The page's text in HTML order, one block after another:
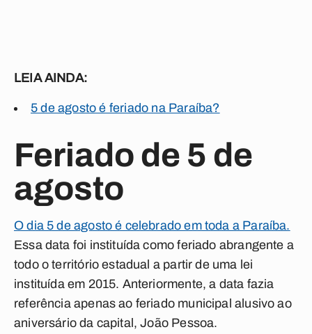
LEIA AINDA:
5 de agosto é feriado na Paraíba?
Feriado de 5 de
agosto
O dia 5 de agosto é celebrado em toda a Paraíba.
Essa data foi instituída como feriado abrangente a
todo o território estadual a partir de uma lei
instituída em 2015. Anteriormente, a data fazia
referência apenas ao feriado municipal alusivo ao
aniversário da capital, João Pessoa.